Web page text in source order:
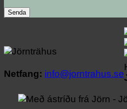
Netfang: info@jorntrahus.se